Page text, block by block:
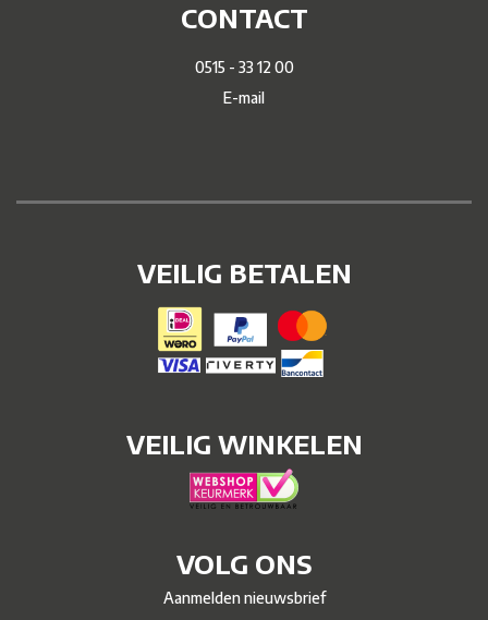
CONTACT
0515 - 33 12 00
E-mail
VEILIG BETALEN
VEILIG WINKELEN
VOLG ONS
Aanmelden nieuwsbrief